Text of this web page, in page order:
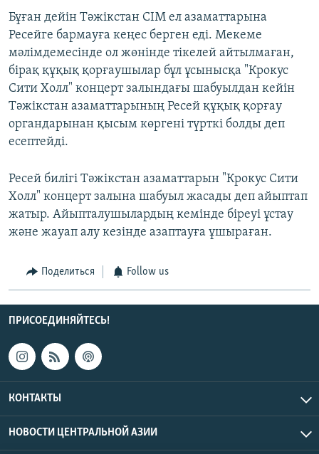
Бұған дейін Тәжікстан СІМ ел азаматтарына
Ресейге бармауға кеңес берген еді. Мекеме
мәлімдемесінде ол жөнінде тікелей айтылмаған,
бірақ құқық қорғаушылар бұл ұсынысқа "Крокус
Сити Холл" концерт залындағы шабуылдан кейін
Тәжікстан азаматтарының Ресей құқық қорғау
органдарынан қысым көргені түрткі болды деп
есептейді.
Ресей билігі Тәжікстан азаматтарын "Крокус Сити
Холл" концерт залына шабуыл жасады деп айыптап
жатыр. Айыпталушылардың кемінде біреуі ұстау
және жауап алу кезінде азаптауға ұшыраған.
Поделиться Follow us
ПРИСОЕДИНЯЙТЕСЬ!
КОНТАКТЫ
НОВОСТИ ЦЕНТРАЛЬНОЙ АЗИИ